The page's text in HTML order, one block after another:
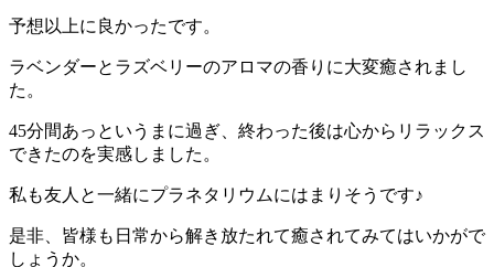
予想以上に良かったです。
ラベンダーとラズベリーのアロマの香りに大変癒されまし
た。
45分間あっというまに過ぎ、終わった後は心からリラックス
できたのを実感しました。
私も友人と一緒にプラネタリウムにはまりそうです♪
是非、皆様も日常から解き放たれて癒されてみてはいかがで
しょうか。